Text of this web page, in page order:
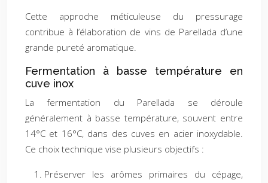
Cette approche méticuleuse du pressurage
contribue à l’élaboration de vins de Parellada d’une
grande pureté aromatique.
Fermentation à basse température en
cuve inox
La fermentation du Parellada se déroule
généralement à basse température, souvent entre
14°C et 16°C, dans des cuves en acier inoxydable.
Ce choix technique vise plusieurs objectifs :
Préserver les arômes primaires du cépage,